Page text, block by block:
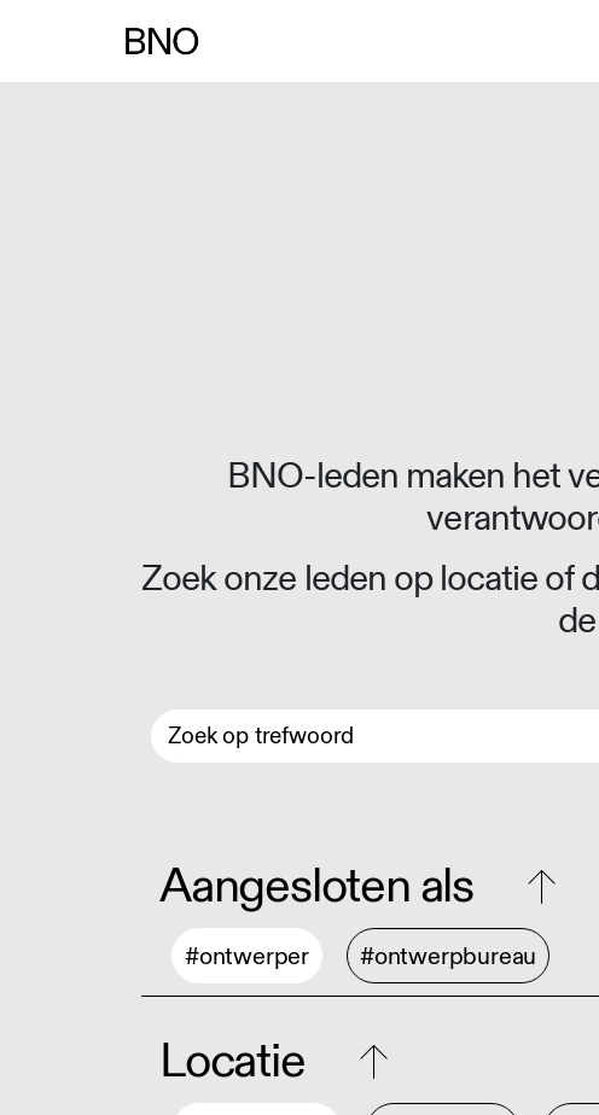
BNO-leden maken het
Zoek onze leden op locatie of
Aangesloten als
#ontwerper #ontwerpbureau
Locatie